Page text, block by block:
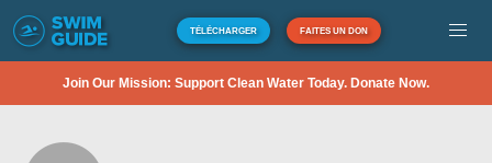
TÉLÉCHARGER FAITES UN DON
Join Our Mission: Support Clean Water Today. Donate Now.